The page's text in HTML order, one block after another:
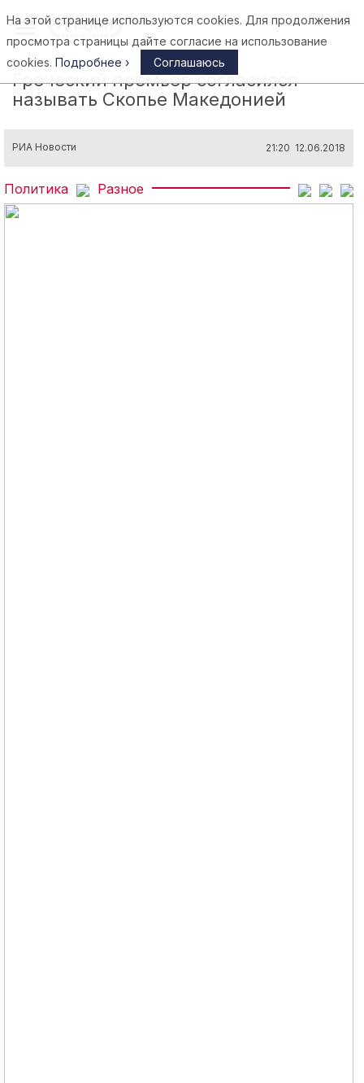
Афины
Греческий премьер согласился
называть Скопье Македонией
РИА Новости 21:20 12.06.2018
Политика Разное
На этой странице используются cookies. Для продолжения
просмотра страницы дайте согласие на использование
cookies. Подробнее › Соглашаюсь